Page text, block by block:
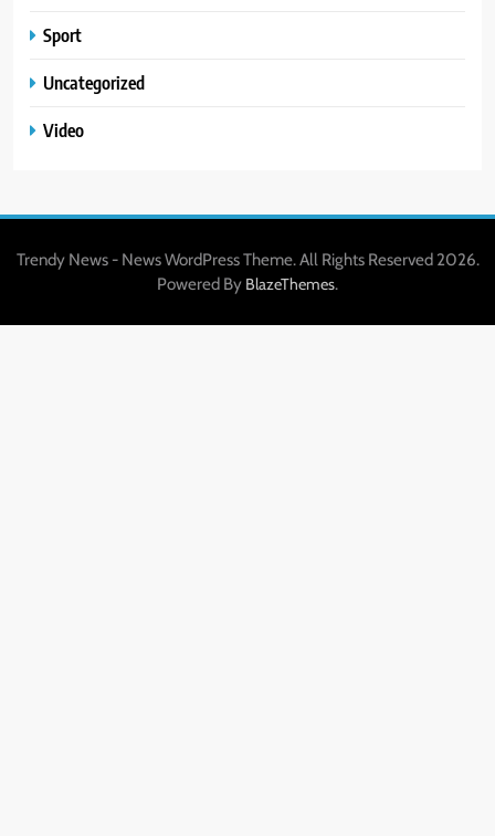
Sport
Uncategorized
Video
Trendy News - News WordPress Theme. All Rights Reserved 2026.
Powered By BlazeThemes.